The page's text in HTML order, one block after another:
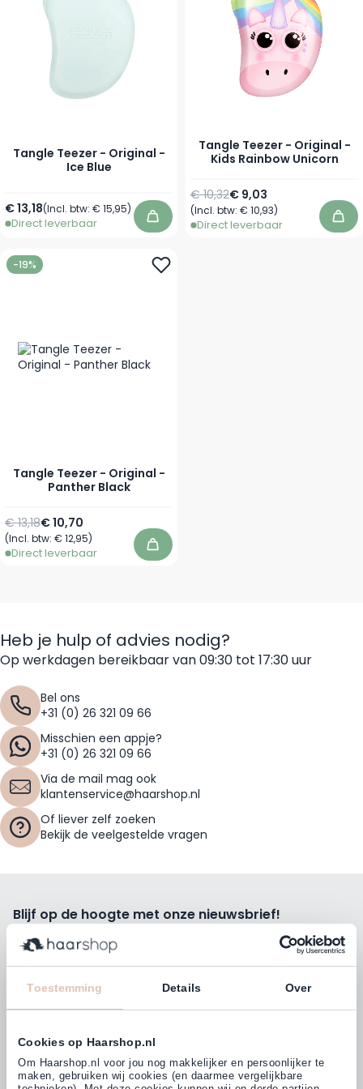
Toestemming Details Over
Cookies op Haarshop.nl
Om Haarshop.nl voor jou nog makkelijker en persoonlijker te
maken, gebruiken wij cookies (en daarmee vergelijkbare
Tangle Teezer - Original -
Ice Blue
€ 13,18(Incl. btw: € 15,95)
Direct leverbaar In winkelwagen
Tangle Teezer - Original -
Kids Rainbow Unicorn
Speciale prijs
€ 9,03
Normale prijs
€ 10,32
(Incl. btw: € 10,93)
Direct leverbaar In
-19%
Tangle Teezer - Original -
Panther Black
Speciale prijs
€ 10,70
Normale prijs
€ 13,18
(Incl. btw: € 12,95)
Direct leverbaar In winkelwagen
Heb je hulp of advies nodig?
Op werkdagen bereikbaar van 09:30 tot 17:30 uur
Bel ons
+31 (0) 26 321 09 66
Misschien een appje?
+31 (0) 26 321 09 66
Via de mail mag ook
klantenservice@haarshop.nl
Of liever zelf zoeken
Bekijk de veelgestelde vragen
Blijf op de hoogte met onze nieuwsbrief!
Ontvang wekelijks de beste kortingsacties, tips en nieuws
rechtstreeks in jou e-mailbox.
E-mailadres
Inschrijven
Volg ons